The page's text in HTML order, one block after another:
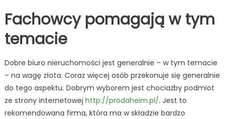
Fachowcy pomagają w tym
temacie
Dobre biuro nieruchomości jest generalnie – w tym temacie
– na wagę złota. Coraz więcej osób przekonuje się generalnie
do tego aspektu. Dobrym wyborem jest chociażby podmiot
ze strony internetowej http://prodaheim.pl/. Jest to
rekomendowana firma, która ma w składzie bardzo